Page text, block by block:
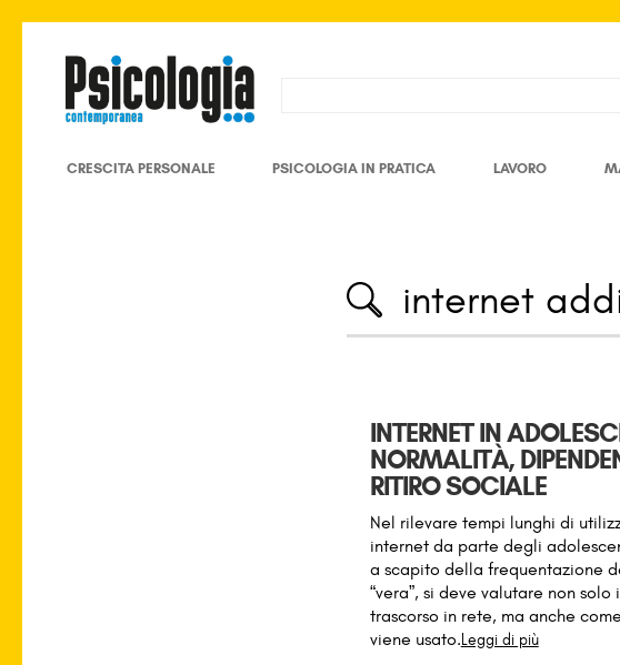
CRESCITA PERSONALE PSICOLOGIA IN PRATICA LAVORO
INTERNET IN
NORMALITÀ,
RITIRO SOCIALE
Nel rilevare tempi lunghi di
internet da parte degli
a scapito della frequentazione
“vera”, si deve valutare non solo
trascorso in rete, ma anche
viene usato.Leggi di più